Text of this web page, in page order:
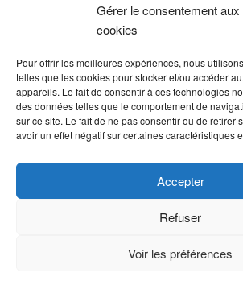
Gérer le consentement aux
cookies
Pour offrir les meilleures expériences, nous
telles que les cookies pour stocker et/ou accéder
appareils. Le fait de consentir à ces technologies
des données telles que le comportement de
sur ce site. Le fait de ne pas consentir ou de retirer
avoir un effet négatif sur certaines caractéristiques
Accepter
Refuser
Voir les préférences
A quelles dates de l’année offre-t-on des fleurs ?
Les fleurs préférées des Français
Combien de fois arroser un cactus ?
Quelles fleurs offrir pour la fête des mères ?
Idées de décoration avec fleurs séchées